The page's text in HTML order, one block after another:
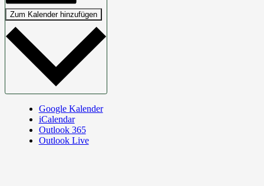
Zum Kalender hinzufügen
Google Kalender
iCalendar
Outlook 365
Outlook Live